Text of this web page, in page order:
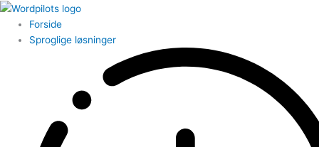
Forside
Sproglige løsninger